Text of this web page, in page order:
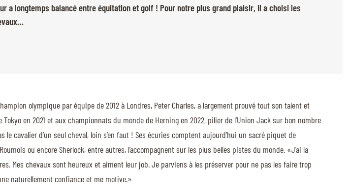
a longtemps balancé entre équitation et golf ! Pour notre plus grand plaisir, il a choisi les
olympique par équipe de 2012 à Londres, Peter Charles, a largement prouvé tout son talent et
en 2021 et aux championnats du monde de Herning en 2022, pilier de l’Union Jack sur bon nombre
cavalier d’un seul cheval, loin s’en faut ! Ses écuries comptent aujourd’hui un sacré piquet de
ou encore Sherlock, entre autres, l’accompagnent sur les plus belles pistes du monde. «J’ai la
Mes chevaux sont heureux et aiment leur job. Je parviens à les préserver pour ne pas les faire trop
naturellement confiance et me motive.»